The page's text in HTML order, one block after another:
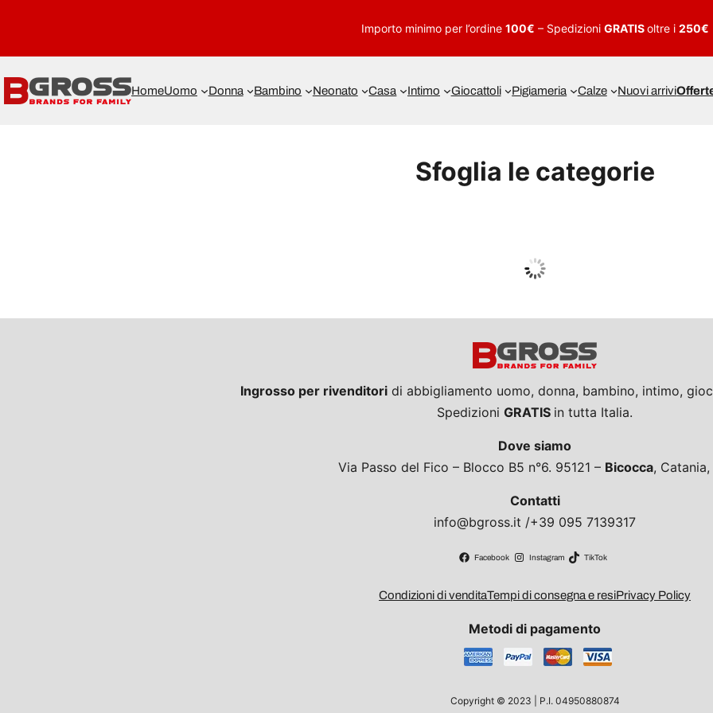
Importo minimo per l’ordine 100€ – Spedizioni GRATISoltre i 250€
HomeUomo Donna Bambino Neonato Casa Intimo Giocattoli Pigiameria Calze Nuovi arrivi
Sfoglia le categorie
Guarda tutto
Ingrosso per rivenditori di abbigliamento uomo, donna, bambino, intimo,
Spedizioni GRATIS in tutta Italia.
Dove siamo
Via Passo del Fico – Blocco B5 n°6. 95121 – Bicocca,
Contatti
info@bgross.it /+39 095 7139317
Facebook Instagram TikTok
Condizioni di venditaTempi di consegna e resiPrivacy Policy
Metodi di pagamento
Copyright © 2023 | P.I. 04950880874